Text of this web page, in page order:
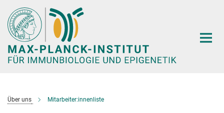
Hauptinhalt
Über uns Mitarbeiter:innenliste